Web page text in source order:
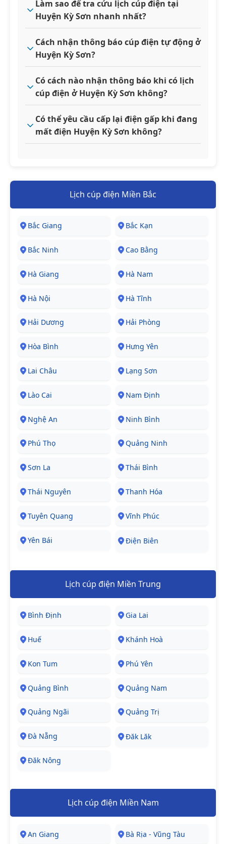
Làm sao để tra cứu lịch cúp điện tại
Huyện Kỳ Sơn nhanh nhất?
Cách nhận thông báo cúp điện tự động ở
Huyện Kỳ Sơn?
Có cách nào nhận thông báo khi có lịch
cúp điện ở Huyện Kỳ Sơn không?
Có thể yêu cầu cấp lại điện gấp khi đang
mất điện Huyện Kỳ Sơn không?
Lịch cúp điện Miền Bắc
Bắc Giang Bắc Kạn
Bắc Ninh Cao Bằng
Hà Giang Hà Nam
Hà Nội Hà Tĩnh
Hải Dương Hải Phòng
Hòa Bình Hưng Yên
Lai Châu Lạng Sơn
Lào Cai Nam Định
Nghệ An Ninh Bình
Phú Thọ Quảng Ninh
Sơn La Thái Bình
Thái Nguyên Thanh Hóa
Tuyên Quang Vĩnh Phúc
Yên Bái Điện Biên
Lịch cúp điện Miền Trung
Bình Định Gia Lai
Huế Khánh Hoà
Kon Tum Phú Yên
Quảng Bình Quảng Nam
Quảng Ngãi Quảng Trị
Đà Nẵng Đăk Lăk
Đăk Nông
Lịch cúp điện Miền Nam
An Giang Bà Rịa - Vũng Tàu